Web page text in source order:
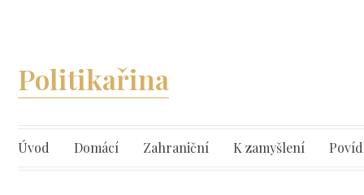
Politikařina
Úvod Domácí Zahraniční K zamyšlení